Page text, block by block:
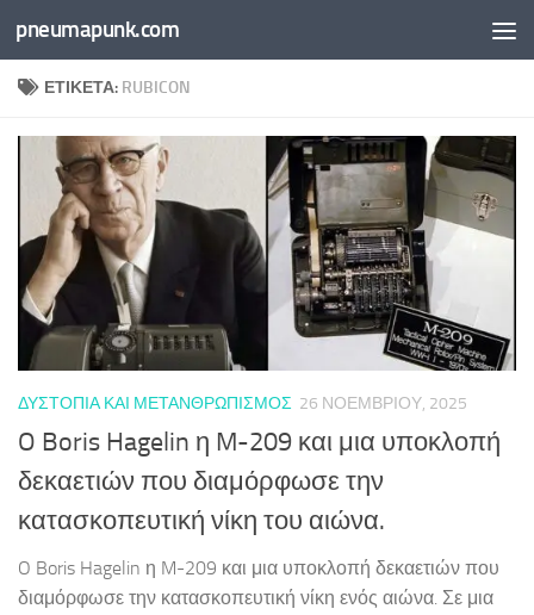
Skip to content
pneumapunk.com
ΕΤΙΚΈΤΑ: RUBICON
ΔΥΣΤΟΠΊΑ ΚΑΙ ΜΕΤΑΝΘΡΩΠΙΣΜΌΣ 26 ΝΟΕΜΒΡΊΟΥ, 2025
O Boris Hagelin η M-209 και μια υποκλοπή
δεκαετιών που διαμόρφωσε την
κατασκοπευτική νίκη του αιώνα.
O Boris Hagelin η M-209 και μια υποκλοπή δεκαετιών που
διαμόρφωσε την κατασκοπευτική νίκη ενός αιώνα. Σε μια